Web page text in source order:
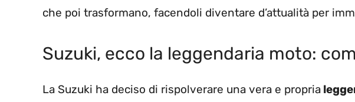
che poi trasformano, facendoli diventare d’attualità per
Suzuki, ecco la leggendaria moto:
La Suzuki ha deciso di rispolverare una vera e propria